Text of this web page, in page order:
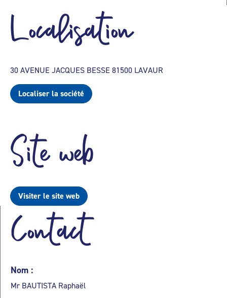
Localisation
30 AVENUE JACQUES BESSE 81500 LAVAUR
Localiser la société
Site web
Visiter le site web
Contact
Nom :
Mr BAUTISTA Raphaël